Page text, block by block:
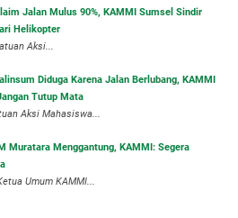
Jalan Mulus 90%, KAMMI Sumsel Sindir
Helikopter
Aksi...
Diduga Karena Jalan Berlubang, KAMMI
Tutup Mata
Aksi Mahasiswa...
Muratara Menggantung, KAMMI: Segera
Umum KAMMI...